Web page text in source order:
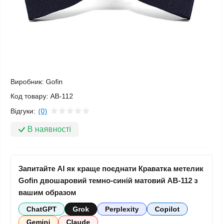
Виробник: Gofin
Код товару: AB-112
Відгуки: (0)
В наявності
Запитайте AI як краще поєднати Краватка метелик
Gofin двошаровий темно-синій матовий AB-112 з
вашим образом
ChatGPT Grok Perplexity
Copilot
Gemini
Claude